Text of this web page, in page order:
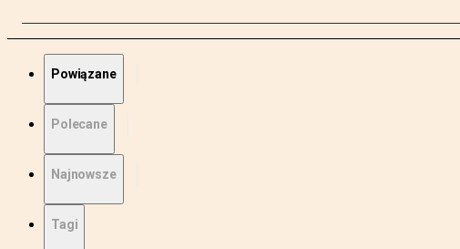
Powiązane
Polecane
Najnowsze
Tagi